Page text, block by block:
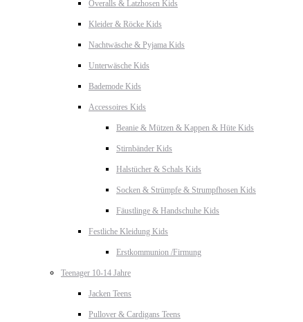
Overalls & Latzhosen Kids
Kleider & Röcke Kids
Nachtwäsche & Pyjama Kids
Unterwäsche Kids
Bademode Kids
Accessoires Kids
Beanie & Mützen & Kappen & Hüte Kids
Stirnbänder Kids
Halstücher & Schals Kids
Socken & Strümpfe & Strumpfhosen Kids
Fäustlinge & Handschuhe Kids
Festliche Kleidung Kids
Erstkommunion /Firmung
Teenager 10-14 Jahre
Jacken Teens
Pullover & Cardigans Teens